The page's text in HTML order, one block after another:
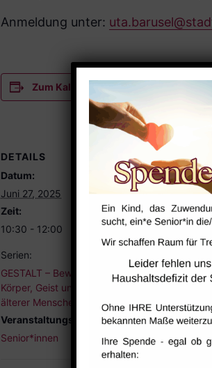
Anmeldung unter:
Zum Kalender hinzufügen
DETAILS
Datum:
Juni 27, 2025
Zeit:
10:30 - 12:00
Serien:
GESTALT – Bewegung für
Körper, Geist und Seele
älterer Menschen
Veranstaltungskategorie:
Senior*innen
Saal